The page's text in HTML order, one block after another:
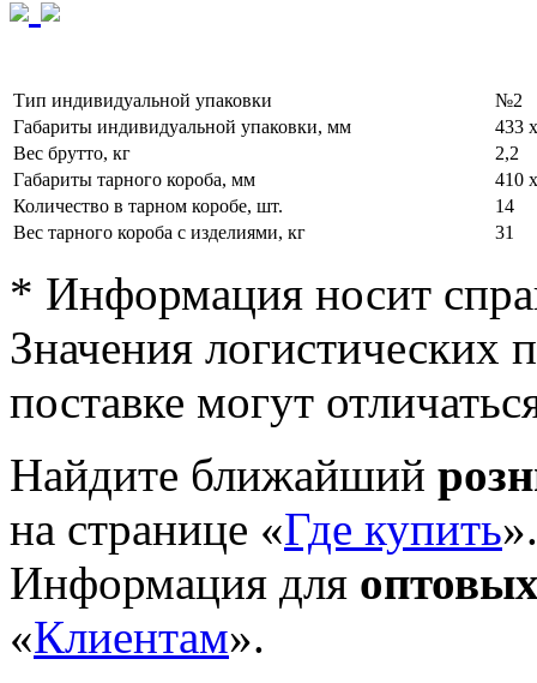
Тип индивидуальной упаковки
№2
Габариты индивидуальной упаковки, мм
433
Вес брутто, кг
2,2
Габариты тарного короба, мм
410
Количество в тарном коробе, шт.
14
Вес тарного короба с изделиями, кг
31
* Информация носит
Значения логистических
поставке могут
Найдите ближайший
на странице «Где купить».
Информация для
«Клиентам».